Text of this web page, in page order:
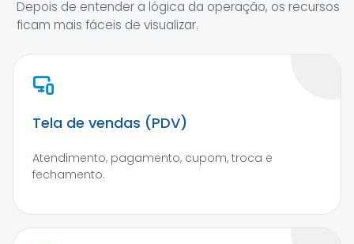
Depois de entender a lógica da operação, os recursos
ficam mais fáceis de visualizar.
Tela de vendas (PDV)
Atendimento, pagamento, cupom, troca e
fechamento.